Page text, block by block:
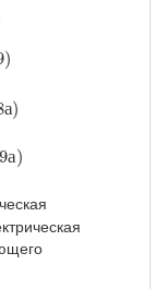
)
19
а)
а )
а)